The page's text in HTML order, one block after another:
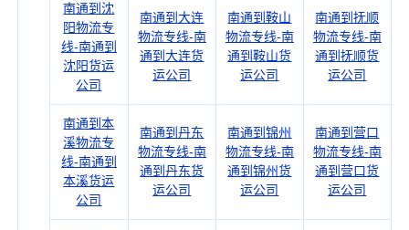
南通到沈
阳物流专
线-南通到
沈阳货运
公司
南通到大连
物流专线-南
通到大连货
运公司
南通到鞍山
物流专线-南
通到鞍山货
运公司
南通到抚顺
物流专线-南
通到抚顺货
运公司
南通到本
溪物流专
线-南通到
本溪货运
公司
南通到丹东
物流专线-南
通到丹东货
运公司
南通到锦州
物流专线-南
通到锦州货
运公司
南通到营口
物流专线-南
通到营口货
运公司